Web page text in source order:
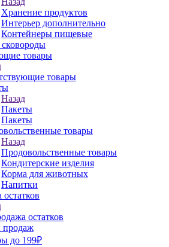
Хранение продуктов
Интерьер дополнительно
Контейнеры пищевые
товары
товары
Назад
Пакеты
Пакеты
товары
Назад
Продовольственные товары
Кондитерские изделия
Корма для животных
Напитки
остатков
до 199₽